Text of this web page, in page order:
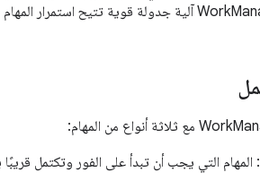
: المهام التي يجب أن تبدأ على الفور وتكتمل